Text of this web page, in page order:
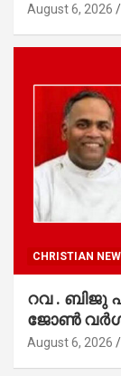
August 6, 2026
CHRISTIAN
റവ . ബിജു
ജോൺ
മാർത്തോമാ സഭാ കൗൺസിലിലേക്കു
August 6, 2026